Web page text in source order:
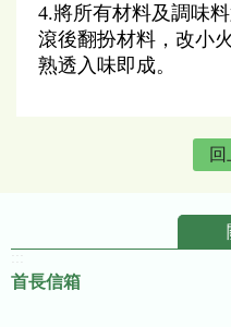
4.將所有材料及調味
滾後翻扮材料，改小
熟透入味即成。
首長信箱